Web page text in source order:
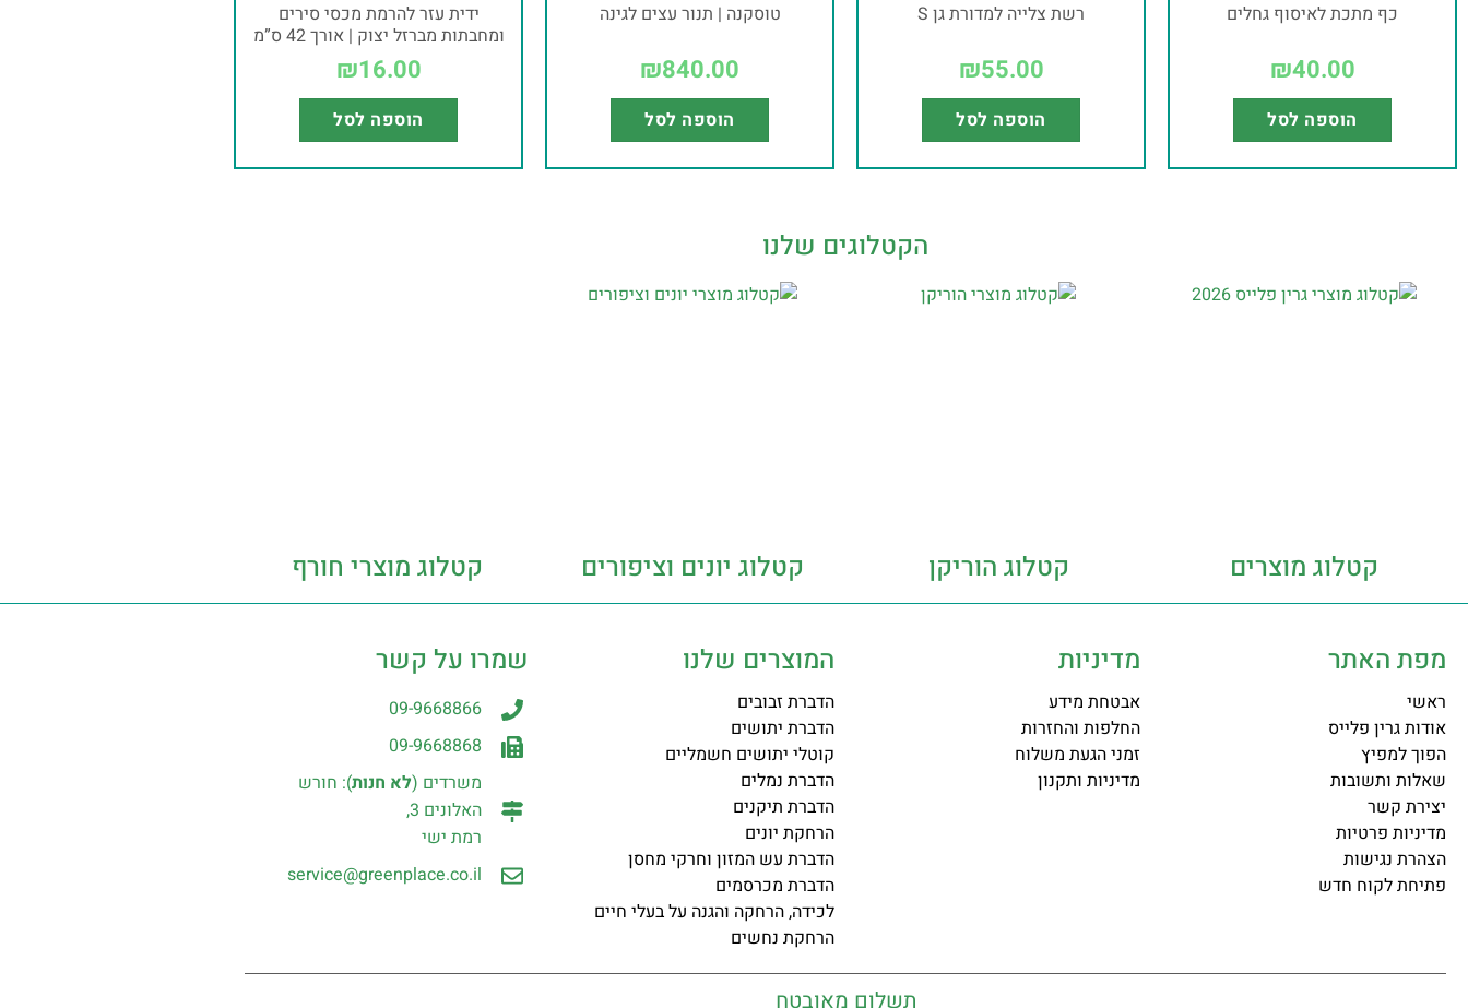
כף מתכת לאיסוף גחלים
₪40.00
הוספה לסל
רשת צלייה למדורת גן S
₪55.00
הוספה לסל
טוסקנה | תנור עצים לגינה
₪840.00
הוספה לסל
ידית עזר להרמת מכסי סירים
ומחבתות מברזל יצוק | אורך 42 ס”מ
₪16.00
הוספה לסל
הקטלוגים שלנו
קטלוג מוצרים קטלוג הוריקן קטלוג יונים וציפורים קטלוג מוצרי חורף
מפת האתר
ראשי
אודות גרין פלייס
הפוך למפיץ
שאלות ותשובות
יצירת קשר
מדיניות פרטיות
הצהרת נגישות
פתיחת לקוח חדש
מדיניות
אבטחת מידע
החלפות והחזרות
זמני הגעת משלוח
מדיניות ותקנון
המוצרים שלנו
הדברת זבובים
הדברת יתושים
קוטלי יתושים חשמליים
הדברת נמלים
הדברת תיקנים
הרחקת יונים
הדברת עש המזון וחרקי מחסן
הדברת מכרסמים
לכידה, הרחקה והגנה על בעלי חיים
הרחקת נחשים
שמרו על קשר
09-9668866
09-9668868
משרדים (לא חנות): חורש
האלונים 3,
רמת ישי
service@greenplace.co.il
תשלום מאובטח